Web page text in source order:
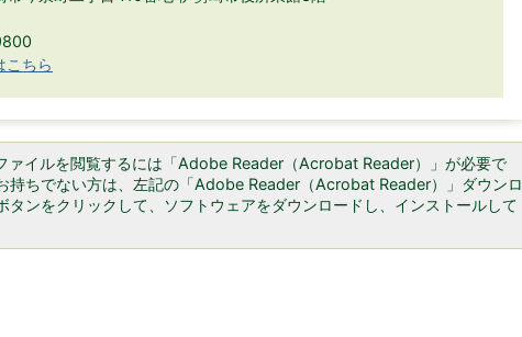
こちら
ァイルを閲覧するには「Adobe Reader（Acrobat Reader）」が必要で
持ちでない方は、左記の「Adobe Reader（Acrobat Reader）」ダウンロ
タンをクリックして、ソフトウェアをダウンロードし、インストールして